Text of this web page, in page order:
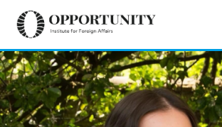
O NAS
PUBLIKACJE